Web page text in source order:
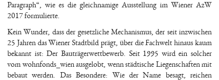
Paragraph“, wie es die gleichnamige Ausstellung im Wiener AzW
2017 formulierte.
Kein Wunder, dass der gesetzliche Mechanismus, der seit inzwischen
25 Jahren das Wiener Stadtbild prägt, über die Fachwelt hinaus kaum
bekannt ist: Der Bauträgerwettbewerb. Seit 1995 wird ein solcher
vom wohnfonds_wien ausgelobt, wenn städtische Liegenschaften mit
bebaut werden. Das Besondere: Wie der Name besagt, reichen